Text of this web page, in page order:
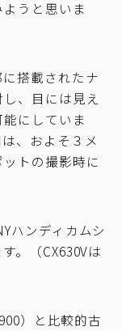
うと思いま
搭載されたナ
、目には見え
にしていま
、およそ３メ
トの撮影時に
ハンディカムシ
。（CX630Vは
）と比較的古